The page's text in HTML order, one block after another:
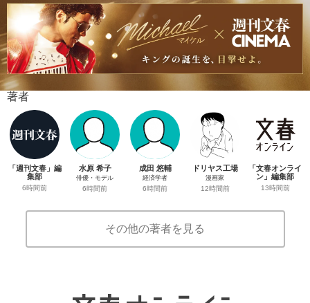
著者
「週刊文春」編
集部
6時間前
水原 希子
俳優・モデル
6時間前
成田 悠輔
経済学者
6時間前
ドリヤス工場
漫画家
12時間前
「文春オンライ
ン」編集部
13時間前
その他の著者を見る